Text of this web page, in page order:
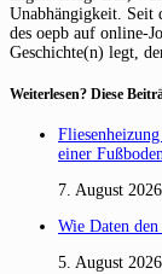
Unabhängigkeit. Seit
des oepb auf online-
Geschichte(n) legt,
Weiterlesen? Diese
einer
7. August 2026
Wie Daten
5. August 2026